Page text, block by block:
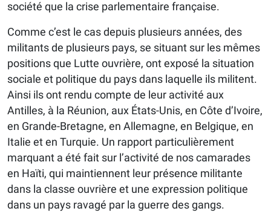
société que la crise parlementaire française.
Comme c’est le cas depuis plusieurs années, des
militants de plusieurs pays, se situant sur les mêmes
positions que Lutte ouvrière, ont exposé la situation
sociale et politique du pays dans laquelle ils militent.
Ainsi ils ont rendu compte de leur activité aux
Antilles, à la Réunion, aux États-Unis, en Côte d’Ivoire,
en Grande-Bretagne, en Allemagne, en Belgique, en
Italie et en Turquie. Un rapport particulièrement
marquant a été fait sur l’activité de nos camarades
en Haïti, qui maintiennent leur présence militante
dans la classe ouvrière et une expression politique
dans un pays ravagé par la guerre des gangs.